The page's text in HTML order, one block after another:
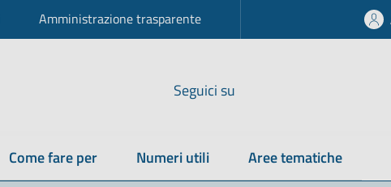
Amministrazione trasparente
Seguici su
Come fare per Numeri utili Aree tematiche